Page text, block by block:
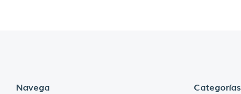
Navega Categorías